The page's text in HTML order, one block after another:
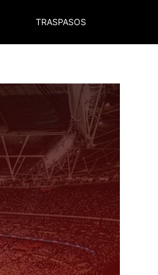
TRASPASOS